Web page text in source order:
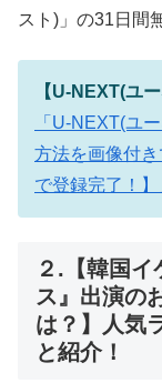
スト)」の31日間
【U-NEXT(ユ
「U-NEXT(ユ
方法を画像付
で登録完了！】
２.【韓国
ス』出演の
は？】人気
と紹介！